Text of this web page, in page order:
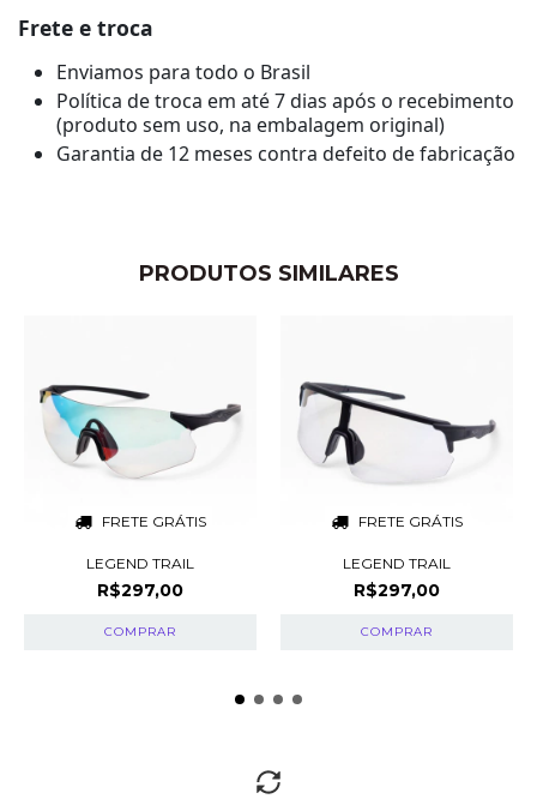
Frete e troca
Enviamos para todo o Brasil
Política de troca em até 7 dias após o recebimento
(produto sem uso, na embalagem original)
Garantia de 12 meses contra defeito de fabricação
PRODUTOS SIMILARES
FRETE GRÁTIS
LEGEND TRAIL
R$297,00
FRETE GRÁTIS
LEGEND TRAIL
R$297,00